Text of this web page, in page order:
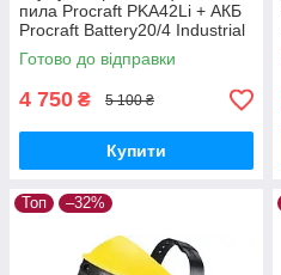
пила Procraft PKA42Li + АКБ
Procraft Battery20/4 Industrial
20В 4Аг + ЗП Procraft
Charger20/2,4A + Олива 1л
Готово до відправки
4 750 ₴ 5 100 ₴
Купити
Топ –32%